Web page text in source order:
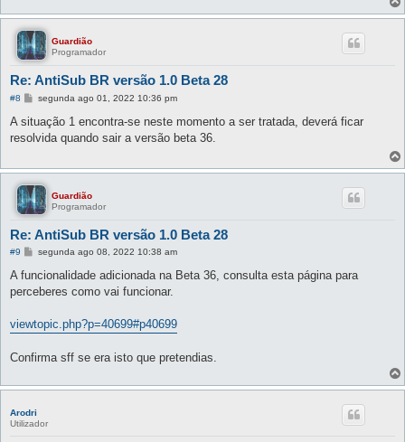
Guardião
Programador
Re: AntiSub BR versão 1.0 Beta 28
#8
M
n
a
m
segunda ago 01, 2022 10:36 pm
A situação 1 encontra-se neste momento a ser tratada, deverá ficar
resolvida quando sair a versão beta 36.
Guardião
Programador
Re: AntiSub BR versão 1.0 Beta 28
#9
M
n
a
m
segunda ago 08, 2022 10:38 am
A funcionalidade adicionada na Beta 36, consulta esta página para
perceberes como vai funcionar.
viewtopic.php?p=40699#p40699
Confirma sff se era isto que pretendias.
Arodri
Utilizador